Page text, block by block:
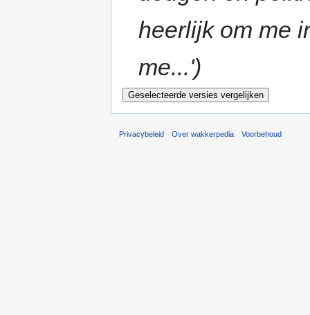
heerlijk om me
me...')
Privacybeleid Over wakkerpedia Voorbehoud